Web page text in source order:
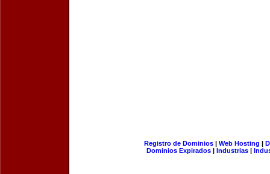
Registro de Dominios| Web Hosting |
Dominios Expirados | Industrias |